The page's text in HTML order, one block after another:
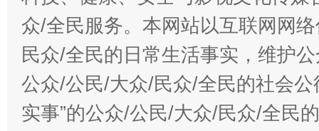
众/全民服务。本网站以互联网网
民众/全民的日常生活事实，维护
公众/公民/大众/民众/全民的社会公
实事”的公众/公民/大众/民众/全民